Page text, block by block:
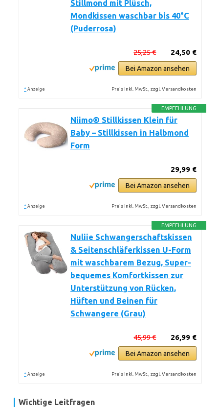
Stillmond mit Plüsch,
Mondkissen waschbar bis 40°C
(Puderrosa)
24,50 €
25,25 €
Bei Amazon ansehen
* Anzeige Preis inkl. MwSt., zzgl. Versandkosten
EMPFEHLUNG
Niimo® Stillkissen Klein für
Baby – Stillkissen in Halbmond
Form
29,99 €
Bei Amazon ansehen
* Anzeige Preis inkl. MwSt., zzgl. Versandkosten
EMPFEHLUNG
Nuliie Schwangerschaftskissen
& Seitenschläferkissen U-Form
mit waschbarem Bezug, Super-
bequemes Komfortkissen zur
Unterstützung von Rücken,
Hüften und Beinen für
Schwangere (Grau)
26,99 €
45,99 €
Bei Amazon ansehen
* Anzeige Preis inkl. MwSt., zzgl. Versandkosten
Wichtige Leitfragen